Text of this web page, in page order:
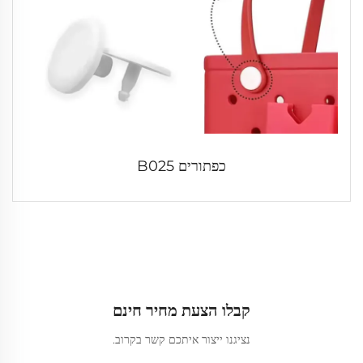
כפתורים B025
קבלו הצעת מחיר חינם
נציגנו ייצור איתכם קשר בקרוב.